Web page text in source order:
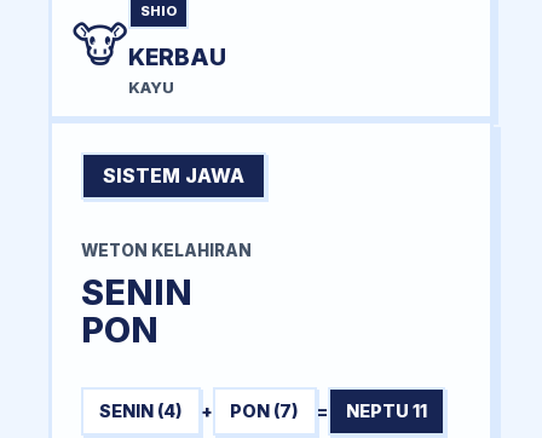
🐮
SHIO
KERBAU
KAYU
SISTEM JAWA
WETON KELAHIRAN
SENIN
PON
SENIN (4) + PON (7) = NEPTU 11